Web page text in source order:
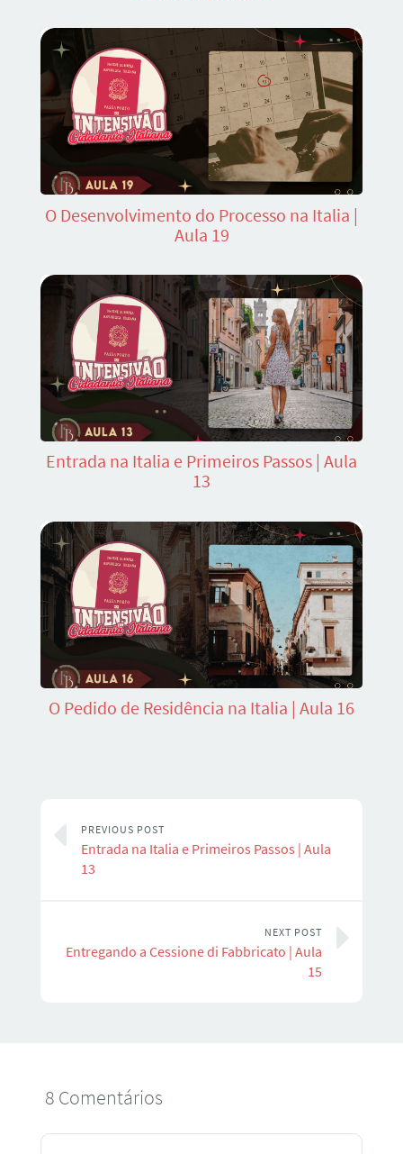
O Desenvolvimento do Processo na Italia |
Aula 19
Entrada na Italia e Primeiros Passos | Aula
13
O Pedido de Residência na Italia | Aula 16
PREVIOUS POST
Entrada na Italia e Primeiros Passos | Aula
13
NEXT POST
Entregando a Cessione di Fabbricato | Aula
15
8 Comentários